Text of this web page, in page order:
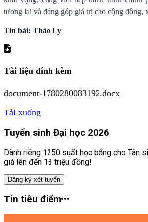
tương lai và đóng góp giá trị cho cộng đồng,
Tin bài: Thảo Ly
Tài liệu đính kèm
document-1780280083192.docx
Tải xuống
Tuyển sinh Đại học 2026
Dành riêng 1250 suất học bổng cho Tân
giá lên đến 13 triệu đồng!
Đăng ký xét tuyển
Tin tiêu điểm